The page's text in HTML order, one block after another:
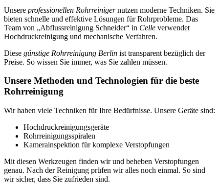
Unsere professionellen Rohrreinigernutzen moderne Techniken. Sie
bieten schnelle und effektive Lösungen für Rohrprobleme. Das
Team von „Abflussreinigung Schneider“ in Celle verwendet
Hochdruckreinigung und mechanische Verfahren.
Diese günstige Rohrreinigung Berlin ist transparent bezüglich der
Preise. So wissen Sie immer, was Sie zahlen müssen.
Unsere Methoden und Technologien für die beste
Rohrreinigung
Wir haben viele Techniken für Ihre Bedürfnisse. Unsere Geräte sind:
Hochdruckreinigungsgeräte
Rohrreinigungsspiralen
Kamerainspektion für komplexe Verstopfungen
Mit diesen Werkzeugen finden wir und beheben Verstopfungen
genau. Nach der Reinigung prüfen wir alles noch einmal. So sind
wir sicher, dass Sie zufrieden sind.